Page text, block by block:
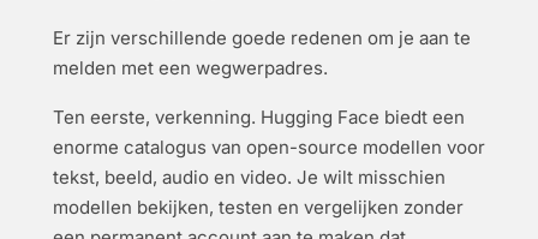
Er zijn verschillende goede redenen om je aan te
melden met een wegwerpadres.
Ten eerste, verkenning. Hugging Face biedt een
enorme catalogus van open-source modellen voor
tekst, beeld, audio en video. Je wilt misschien
modellen bekijken, testen en vergelijken zonder